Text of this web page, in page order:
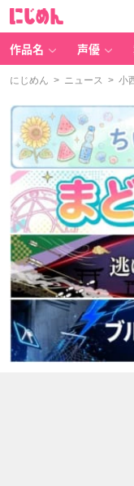
作品名 声優
にじめん > ニュース > 小